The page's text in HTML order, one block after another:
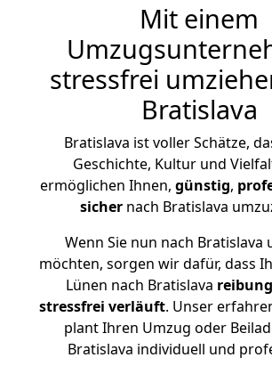
Mit einem
stressfrei
Bratislava
Bratislava ist voller Schätze,
Geschichte, Kultur und
ermöglichen Ihnen, günstig,
sicher nach Bratislava
Wenn Sie nun nach Bratislava
möchten, sorgen wir dafür, dass
Lünen nach Bratislava
stressfrei verläuft. Unser
plant Ihren Umzug oder
Bratislava individuell und